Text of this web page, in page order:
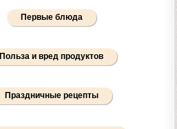
Первые блюда
Польза и вред продуктов
Праздничные рецепты